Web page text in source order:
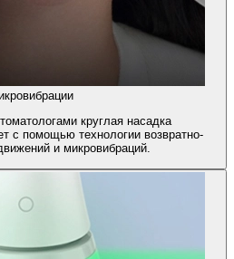
круглая насадка
с помощью технологии возвратно-
и микровибраций.